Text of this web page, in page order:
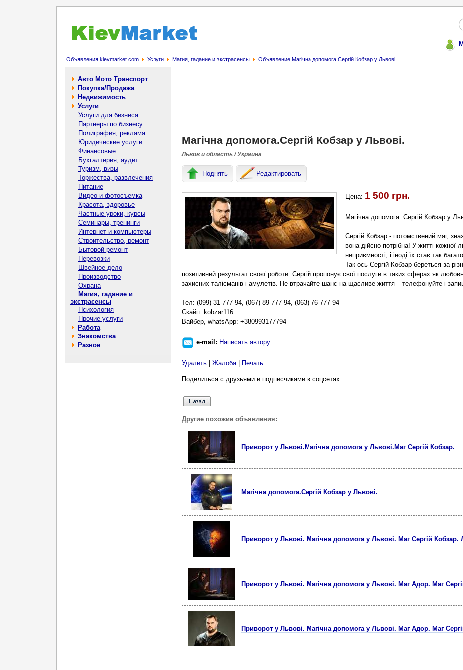
Объявления kievmarket.com Услуги Магия, гадание и экстрасенсы Объявление Магічна допомога.Сергій Кобзар у Львові.
Авто Мото Транспорт
Покупка/Продажа
Недвижимость
Услуги
Услуги для бизнеса
Партнеры по бизнесу
Полиграфия, реклама
Юридические услуги
Финансовые
Бухгалтерия, аудит
Туризм, визы
Торжества, развлечения
Питание
Видео и фотосъемка
Красота, здоровье
Частные уроки, курсы
Семинары, тренинги
Интернет и компьютеры
Строительство, ремонт
Бытовой ремонт
Перевозки
Швейное дело
Производство
Охрана
Магия, гадание и
экстрасенсы
Психология
Прочие услуги
Работа
Знакомства
Разное
Магічна допомога.Сергій Кобзар у Львові.
Львов и область / Украина
Поднять Редактировать
Цена: 1 500 грн.
Магічна допомога. Сергій Кобзар у
Сергій Кобзар - потомствений маг,
вона дійсно потрібна! У житті кожної
неприємності, і іноді їх стає так
Так ось Сергій Кобзар береться за
позитивний результат своєї роботи. Сергій пропонує свої послуги в таких сферах як
захисних талісманів і амулетів. Не втрачайте шанс на щасливе життя – телефонуйте і
Тел: (099) 31-777-94, (067) 89-777-94, (063) 76-777-94
Скайп: kobzar116
Вайбер, whatsApp: +380993177794
e-mail: Написать автору
Удалить Жалоба| Печать
Поделиться с друзьями и подписчиками в соцсетях:
Другие похожие объявления:
Приворот у Львові.Магічна допомога у Львові.Маг Сергій Кобзар.
Магічна допомога.Сергій Кобзар у Львові.
Приворот у Львові. Магічна допомога у Львові. Маг Сергій Кобзар.
Приворот у Львові. Магічна допомога у Львові. Маг Адор. Маг
Приворот у Львові. Магічна допомога у Львові. Маг Адор. Маг